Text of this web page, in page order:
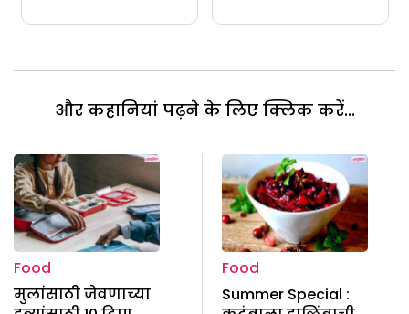
और कहानियां पढ़ने के लिए क्लिक करें...
Food
मुलांसाठी जेवणाच्या
Food
Summer Special :